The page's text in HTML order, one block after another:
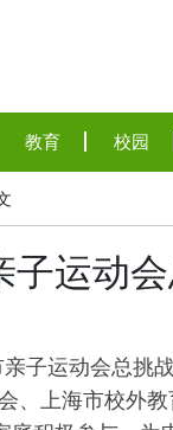
教育 校园
运动
子运动会总挑
、上海市校外